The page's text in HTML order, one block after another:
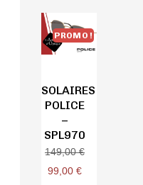
PROMO !
SOLAIRES
POLICE
–
SPL970
149,00€
99,00 €